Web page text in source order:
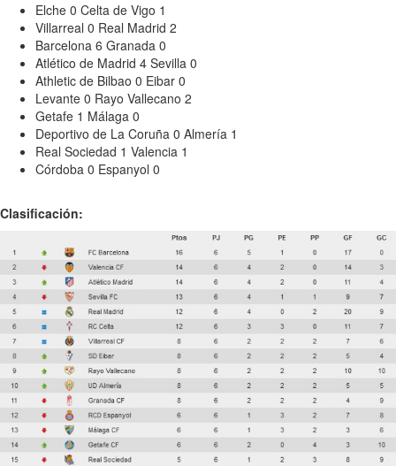
Elche 0 Celta de Vigo 1
Villarreal 0 Real Madrid 2
Barcelona 6 Granada 0
Atlético de Madrid 4 Sevilla 0
Athletic de Bilbao 0 Eibar 0
Levante 0 Rayo Vallecano 2
Getafe 1 Málaga 0
Deportivo de La Coruña 0 Almería 1
Real Sociedad 1 Valencia 1
Córdoba 0 Espanyol 0
Clasificación: